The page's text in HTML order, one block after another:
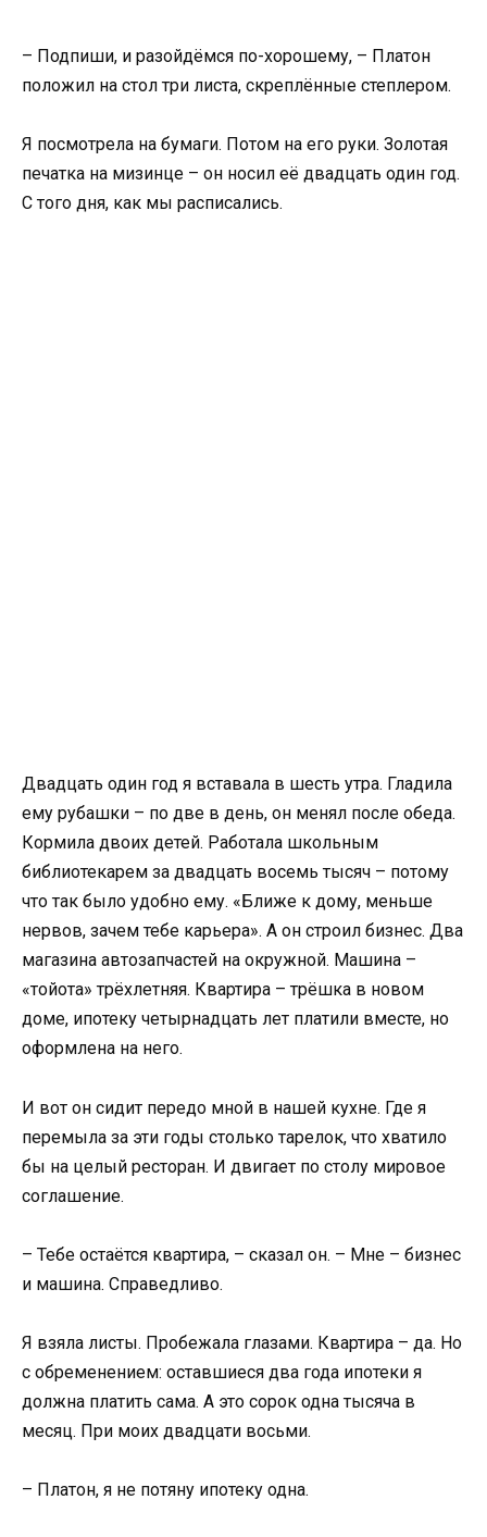
– Подпиши, и разойдёмся по-хорошему, – Платон
положил на стол три листа, скреплённые степлером.
Я посмотрела на бумаги. Потом на его руки. Золотая
печатка на мизинце – он носил её двадцать один год.
С того дня, как мы расписались.
Двадцать один год я вставала в шесть утра. Гладила
ему рубашки – по две в день, он менял после обеда.
Кормила двоих детей. Работала школьным
библиотекарем за двадцать восемь тысяч – потому
что так было удобно ему. «Ближе к дому, меньше
нервов, зачем тебе карьера». А он строил бизнес. Два
магазина автозапчастей на окружной. Машина –
«тойота» трёхлетняя. Квартира – трёшка в новом
доме, ипотеку четырнадцать лет платили вместе, но
оформлена на него.
И вот он сидит передо мной в нашей кухне. Где я
перемыла за эти годы столько тарелок, что хватило
бы на целый ресторан. И двигает по столу мировое
соглашение.
– Тебе остаётся квартира, – сказал он. – Мне – бизнес
и машина. Справедливо.
Я взяла листы. Пробежала глазами. Квартира – да. Но
с обременением: оставшиеся два года ипотеки я
должна платить сама. А это сорок одна тысяча в
месяц. При моих двадцати восьми.
– Платон, я не потяну ипотеку одна.